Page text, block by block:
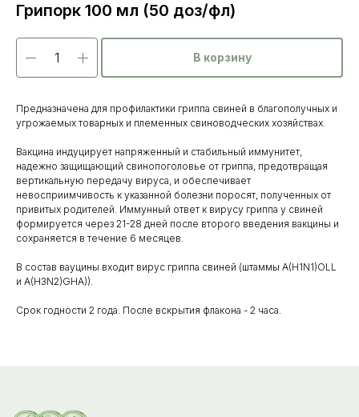
Грипорк 100 мл (50 доз/фл)
В корзину
Предназначена для профилактики гриппа свиней в благополучных и
угрожаемых товарных и племенных свиноводческих хозяйствах.
Вакцина индуцирует напряженный и стабильный иммунитет,
надежно защищающий свинопоголовье от гриппа, предотвращая
вертикальную передачу вируса, и обеспечивает
невосприимчивость к указанной болезни поросят, полученных от
привитых родителей. Иммунный ответ к вирусу гриппа у свиней
формируется через 21-28 дней после второго введения вакцины и
сохраняется в течение 6 месяцев.
В состав вауцины входит вирус гриппа свиней (штаммы A(H1N1)OLL
и A(H3N2)GHA)).
Срок годности 2 года. После вскрытия флакона - 2 часа.
Каталог
Ветеринарные препараты
Корма, кормовые добавки
Гигиенические средства
Изделия ветеринарного назначения